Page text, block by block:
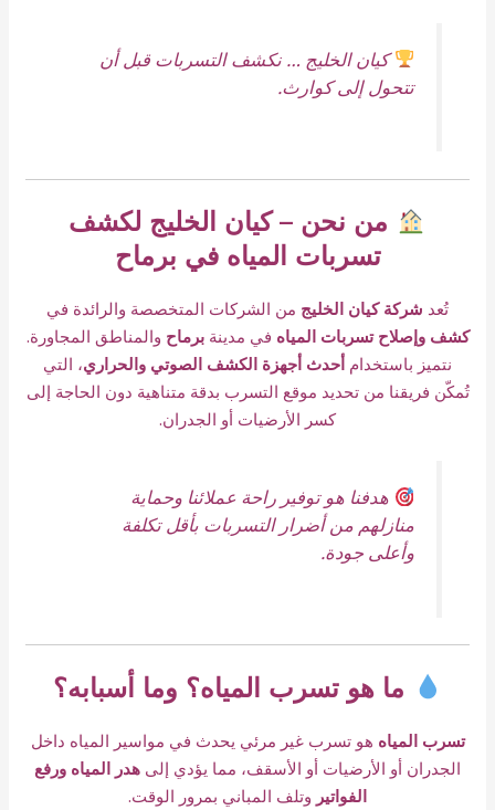
كيان الخليج … نكشف التسربات قبل أن
تتحول إلى كوارث.
من نحن – كيان الخليج لكشف
تسربات المياه في برماح
تُعد شركة كيان الخليج من الشركات المتخصصة والرائدة في
كشف وإصلاح تسربات المياه في مدينةبرماح والمناطق المجاورة.
نتميز باستخدام أحدث أجهزة الكشف الصوتي والحراري، التي
تُمكّن فريقنا من تحديد موقع التسرب بدقة متناهية دون الحاجة إلى
كسر الأرضيات أو الجدران.
هدفنا هو توفير راحة عملائنا وحماية
منازلهم من أضرار التسربات بأقل تكلفة
وأعلى جودة.
ما هو تسرب المياه؟ وما أسبابه؟
تسرب المياه هو تسرب غير مرئي يحدث في مواسير المياه داخل
الجدران أو الأرضيات أو الأسقف، مما يؤدي إلى هدر المياه ورفع
الفواتير وتلف المباني بمرور الوقت.